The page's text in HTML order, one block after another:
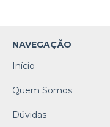
NAVEGAÇÃO
Início
Quem Somos
Dúvidas